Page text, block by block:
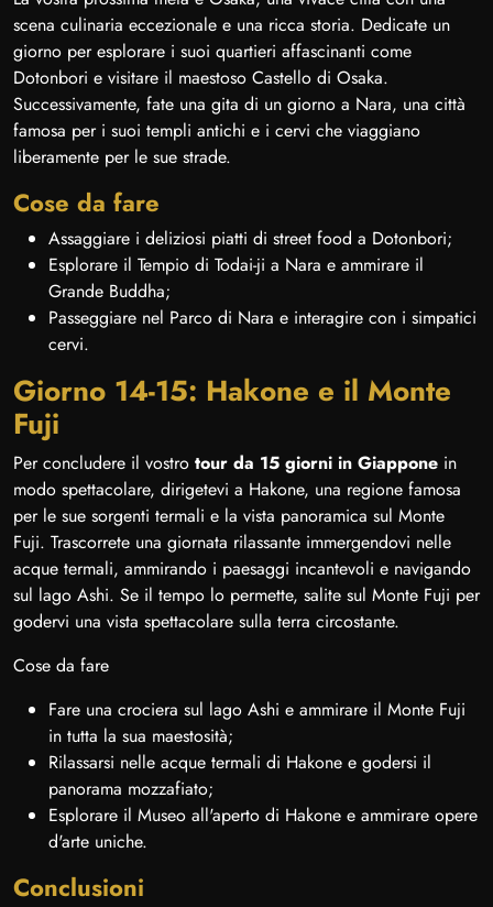
scena culinaria eccezionale e una ricca storia. Dedicate un
giorno per esplorare i suoi quartieri affascinanti come
Dotonbori e visitare il maestoso Castello di Osaka.
Successivamente, fate una gita di un giorno a Nara, una città
famosa per i suoi templi antichi e i cervi che viaggiano
liberamente per le sue strade.
Cose da fare
Assaggiare i deliziosi piatti di street food a Dotonbori;
Esplorare il Tempio di Todai-ji a Nara e ammirare il
Grande Buddha;
Passeggiare nel Parco di Nara e interagire con i simpatici
cervi.
Giorno 14-15: Hakone e il Monte
Fuji
Per concludere il vostro tour da 15 giorni in Giappone in
modo spettacolare, dirigetevi a Hakone, una regione famosa
per le sue sorgenti termali e la vista panoramica sul Monte
Fuji. Trascorrete una giornata rilassante immergendovi nelle
acque termali, ammirando i paesaggi incantevoli e navigando
sul lago Ashi. Se il tempo lo permette, salite sul Monte Fuji per
godervi una vista spettacolare sulla terra circostante.
Cose da fare
Fare una crociera sul lago Ashi e ammirare il Monte Fuji
in tutta la sua maestosità;
Rilassarsi nelle acque termali di Hakone e godersi il
panorama mozzafiato;
Esplorare il Museo all'aperto di Hakone e ammirare opere
d'arte uniche.
Conclusioni